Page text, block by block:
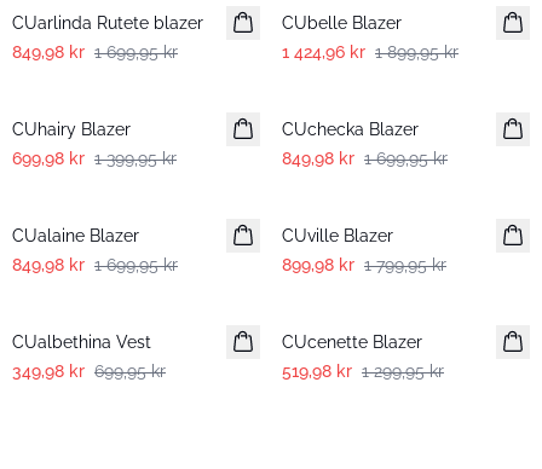
CUarlinda Rutete blazer
849,98 kr 1 699,95 kr
CUbelle Blazer
1 424,96 kr 1 899,95 kr
CUhairy Blazer
699,98 kr 1 399,95 kr
CUchecka Blazer
849,98 kr 1 699,95 kr
CUalaine Blazer
849,98 kr 1 699,95 kr
CUville Blazer
899,98 kr 1 799,95 kr
CUalbethina Vest
349,98 kr 699,95 kr
CUcenette Blazer
519,98 kr 1 299,95 kr